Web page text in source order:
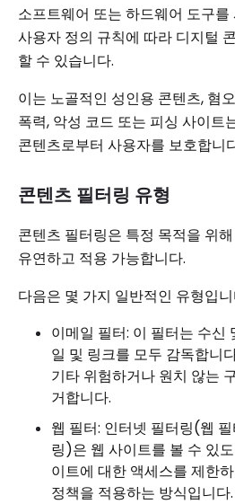
소프트웨어 또는 하드웨어 도구
사용자 정의 규칙에 따라 디지털
할 수 있습니다.
이는 노골적인 성인용 콘텐츠, 혐
폭력, 악성 코드 또는 피싱 사이트
콘텐츠로부터 사용자를 보호합니
콘텐츠 필터링 유형
콘텐츠 필터링은 특정 목적을 위
유연하고 적용 가능합니다.
다음은 몇 가지 일반적인 유형입
이메일 필터: 이 필터는 수신
일 및 링크를 모두 감독합니
기타 위험하거나 원치 않는
거합니다.
웹 필터: 인터넷 필터링(웹
링)은 웹 사이트를 볼 수 있
이트에 대한 액세스를 제한
정책을 적용하는 방식입니다.